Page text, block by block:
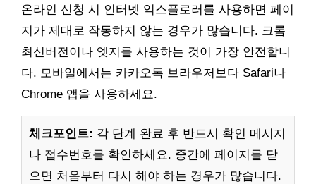
온라인 신청 시 인터넷 익스플로러를 사용하면 페이
지가 제대로 작동하지 않는 경우가 많습니다. 크롬
최신버전이나 엣지를 사용하는 것이 가장 안전합니
다. 모바일에서는 카카오톡 브라우저보다 Safari나
Chrome 앱을 사용하세요.
체크포인트: 각 단계 완료 후 반드시 확인 메시지
나 접수번호를 확인하세요. 중간에 페이지를 닫
으면 처음부터 다시 해야 하는 경우가 많습니다.